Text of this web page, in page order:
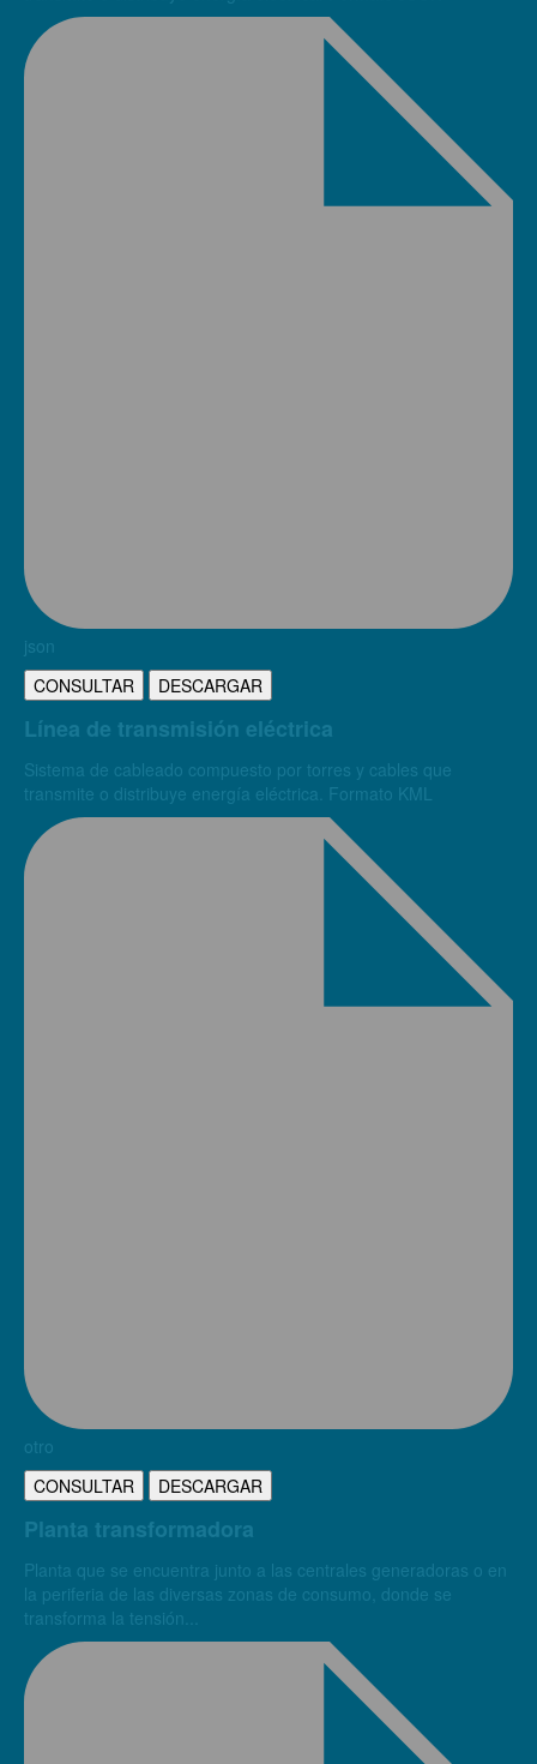
json
CONSULTAR
DESCARGAR
Línea de transmisión eléctrica
Sistema de cableado compuesto por torres y cables que
transmite o distribuye energía eléctrica. Formato KML
otro
CONSULTAR
DESCARGAR
Planta transformadora
Planta que se encuentra junto a las centrales generadoras o en
la periferia de las diversas zonas de consumo, donde se
transforma la tensión...